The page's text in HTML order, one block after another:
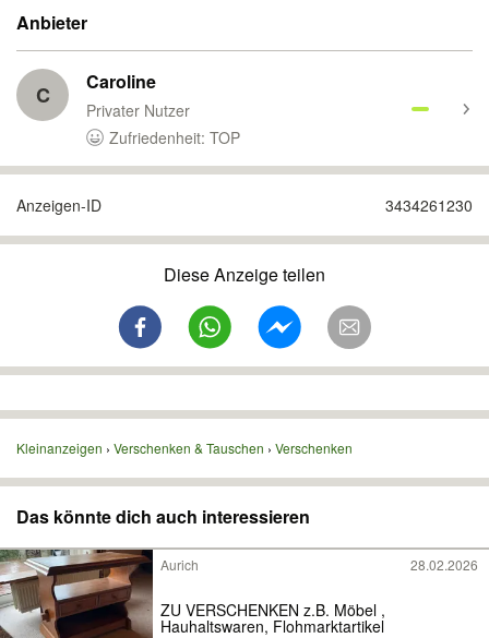
Anbieter
C Caroline
Privater Nutzer
Zufriedenheit: TOP
Anzeigen-ID 3434261230
Diese Anzeige teilen
Kleinanzeigen Verschenken & Tauschen Verschenken
Das könnte dich auch interessieren
Aurich 28.02.2026
ZU VERSCHENKEN z.B. Möbel ,
Hauhaltswaren, Flohmarktartikel